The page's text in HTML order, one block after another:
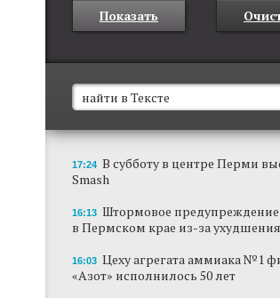
Показать
В Пермском крае установят
обнаружения беспилотников
Они используются для
отслеживания БПЛА в воздухе.
В субботу в центре Перми
Сеть «Иль де Ботэ» уходит из
17:24 В субботу в центре Перми
Smash
16:13 Штормовое
в Пермском крае из-за
16:03 Цеху агрегата аммиака №1
«Азот» исполнилось 50 лет